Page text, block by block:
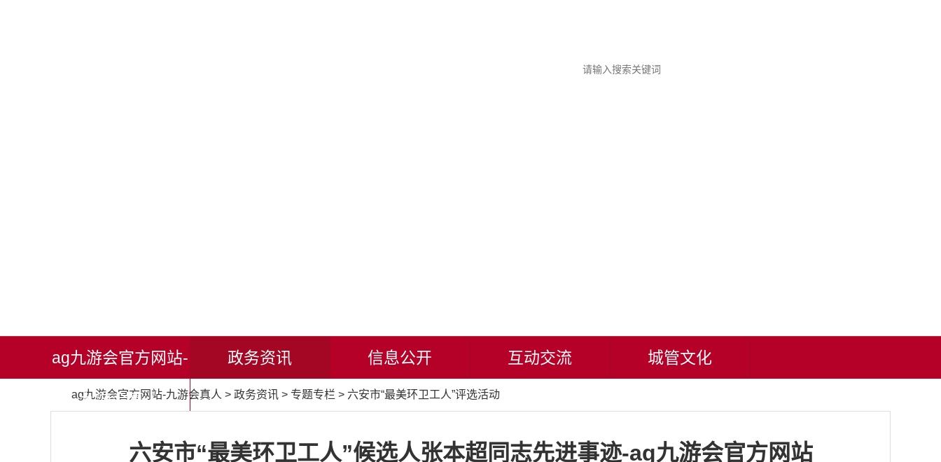
ag九游会官方网站-
九游会真人
政务资讯 信息公开 互动交流 城管文化
ag九游会官方网站-九游会真人 > 政务资讯 > 专题专栏 > 六安市“最美环卫工人”评选活动
六安市“最美环卫工人”候选人张本超同志先进事迹-ag九游会官方网站